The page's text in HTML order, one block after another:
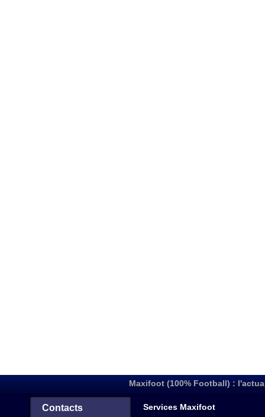
Maxifoot (100% Football) :
Contacts Services Maxifoot